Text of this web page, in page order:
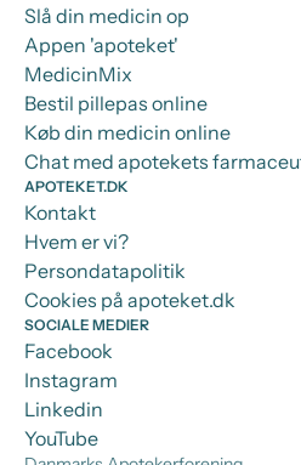
Slå din medicin op
Appen 'apoteket'
MedicinMix
Bestil pillepas online
Køb din medicin online
Chat med apotekets
APOTEKET.DK
Kontakt
Hvem er vi?
Persondatapolitik
Cookies på apoteket.dk
SOCIALE MEDIER
Facebook
Instagram
Linkedin
YouTube